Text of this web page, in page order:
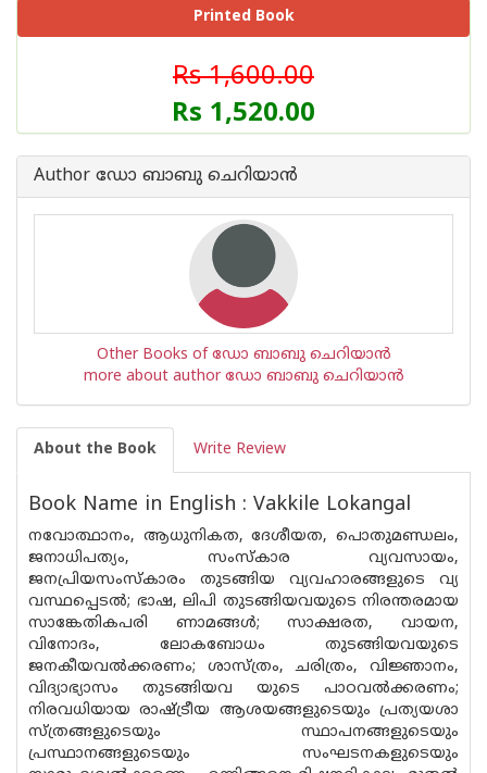
Printed Book
Rs 1,600.00
Rs 1,520.00
Author ഡോ ബാബു ചെറിയാന്‍
Other Books of ഡോ ബാബു ചെറിയാന്‍
more about author ഡോ ബാബു ചെറിയാന്‍
About the Book Write Review
Book Name in English : Vakkile Lokangal
നവോത്ഥാനം, ആധുനികത, ദേശീയത, പൊതുമണ്ഡലം,
ജനാധിപത്യം, സംസ്കാര വ്യവസായം,
ജനപ്രിയസംസ്കാരം തുടങ്ങിയ വ്യവഹാരങ്ങളുടെ വ്യ
വസ്ഥപ്പെടൽ; ഭാഷ, ലിപി തുടങ്ങിയവയുടെ നിരന്തരമായ
സാങ്കേതികപരി ണാമങ്ങൾ; സാക്ഷരത, വായന,
വിനോദം, ലോകബോധം തുടങ്ങിയവയുടെ
ജനകീയവൽക്കരണം; ശാസ്ത്രം, ചരിത്രം, വിജ്ഞാനം,
വിദ്യാഭ്യാസം തുടങ്ങിയവ യുടെ പാഠവൽക്കരണം;
നിരവധിയായ രാഷ്ട്രീയ ആശയങ്ങളുടെയും പ്രത്യയശാ
സ്ത്രങ്ങളുടെയും സ്ഥാപനങ്ങളുടെയും
പ്രസ്ഥാനങ്ങളുടെയും സംഘടനകളുടെയും